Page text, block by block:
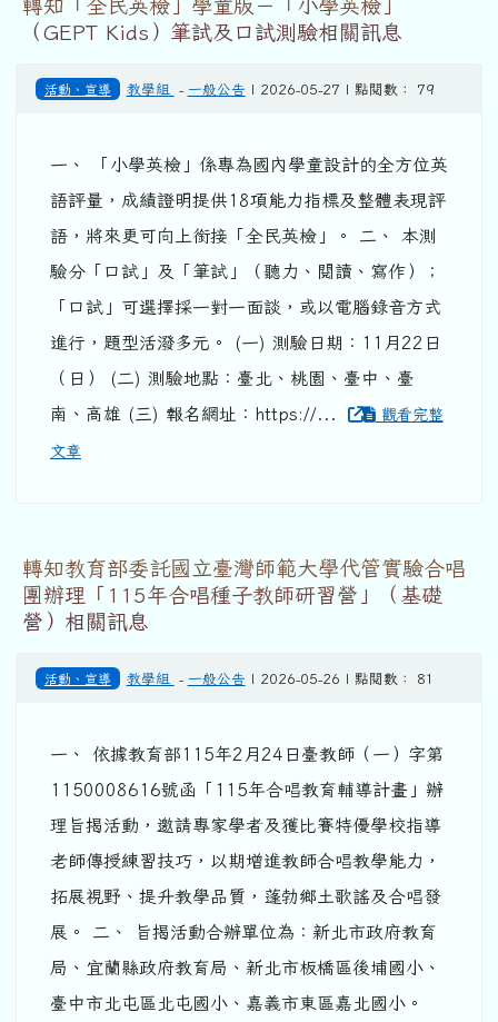
轉知「全民英檢」學童版－「小學英檢」
（GEPT Kids）筆試及口試測驗相關訊息
活動、宣導 教學組 - 一般公告 | 2026-05-27 | 點閱數： 79
一、 「小學英檢」係專為國內學童設計的全方位英
語評量，成績證明提供18項能力指標及整體表現評
語，將來更可向上銜接「全民英檢」。 二、 本測
驗分「口試」及「筆試」（聽力、閱讀、寫作）；
「口試」可選擇採一對一面談，或以電腦錄音方式
進行，題型活潑多元。 (一) 測驗日期：11月22日
（日） (二) 測驗地點：臺北、桃園、臺中、臺
南、高雄 (三) 報名網址：https://...
觀看完整
文章
轉知教育部委託國立臺灣師範大學代管實驗合唱
團辦理「115年合唱種子教師研習營」（基礎
營）相關訊息
活動、宣導 教學組 - 一般公告 | 2026-05-26 | 點閱數： 81
一、 依據教育部115年2月24日臺教師（一）字第
1150008616號函「115年合唱教育輔導計畫」辦
理旨揭活動，邀請專家學者及獲比賽特優學校指導
老師傳授練習技巧，以期增進教師合唱教學能力，
拓展視野、提升教學品質，蓬勃鄉土歌謠及合唱發
展。 二、 旨揭活動合辦單位為：新北市政府教育
局、宜蘭縣政府教育局、新北市板橋區後埔國小、
臺中市北屯區北屯國小、嘉義市東區嘉北國小。